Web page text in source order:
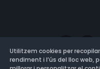
Utilitzem cookies per
rendiment i l’ús del lloc web,